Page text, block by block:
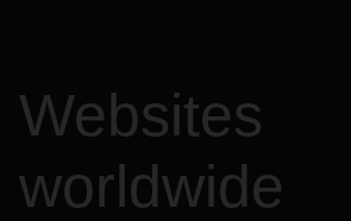
Websites
worldwide